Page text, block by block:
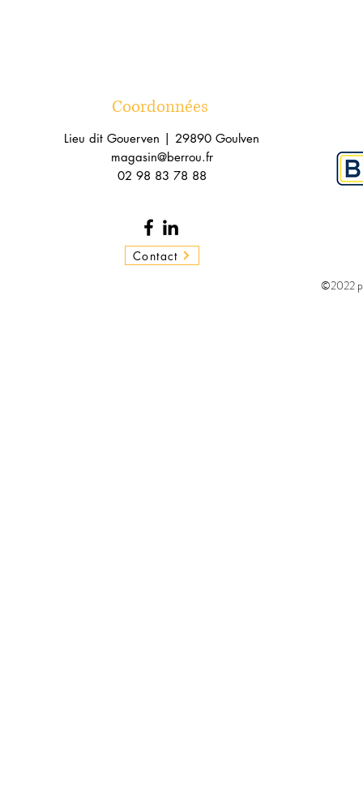
Coordonnées
Lieu dit Gouerven | 29890 Goulven
magasin@berrou.fr
02 98 83 78 88
Contact
©2022